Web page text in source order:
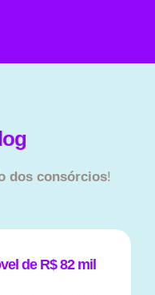
dos consórcios!
de R$ 82 mil